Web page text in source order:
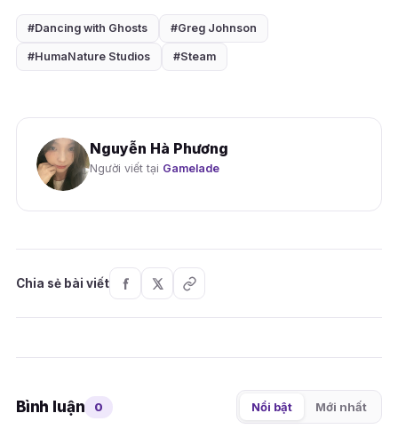
#Dancing with Ghosts #Greg Johnson
#HumaNature Studios #Steam
Nguyễn Hà Phương
Người viết tại Gamelade
Chia sẻ bài viết
Bình luận 0 Nổi bật Mới nhất